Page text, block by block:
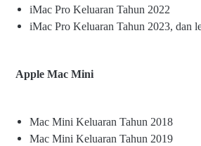
iMac Pro Keluaran Tahun 2022
iMac Pro Keluaran Tahun 2023, dan
Apple Mac Mini
Mac Mini Keluaran Tahun 2018
Mac Mini Keluaran Tahun 2019